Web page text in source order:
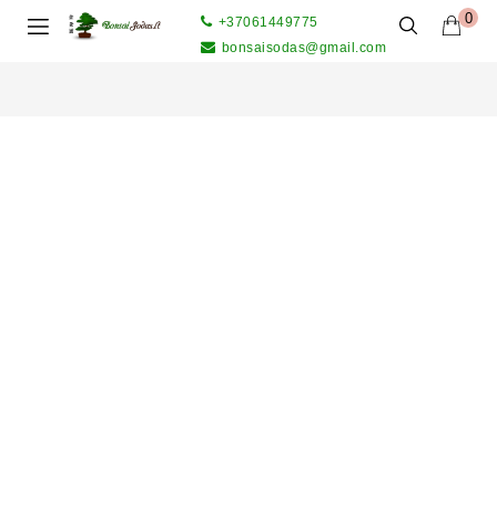
0
+37061449775
bonsaisodas@gmail.com